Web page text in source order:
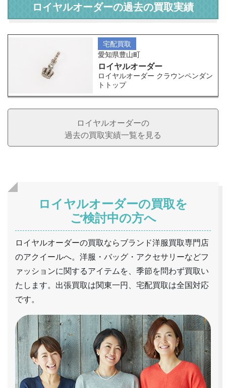
ロイヤルオーダーの過去の買取実績
宅配買取
愛知県豊山町
ロイヤルオーダー
ロイヤルオーダー クラウンペンダン
トトップ
ロイヤルオーダーの
過去の買取実績一覧を見る
ロイヤルオーダーの買取を
ご検討中の方へ
ロイヤルオーダーの買取ならブランド洋服買取専門店
のアクイールへ。洋服・バッグ・アクセサリーなどフ
ァッションに関するアイテムを、季節を問わず買取い
たします。出張買取は関東一円、宅配買取は全国対応
です。